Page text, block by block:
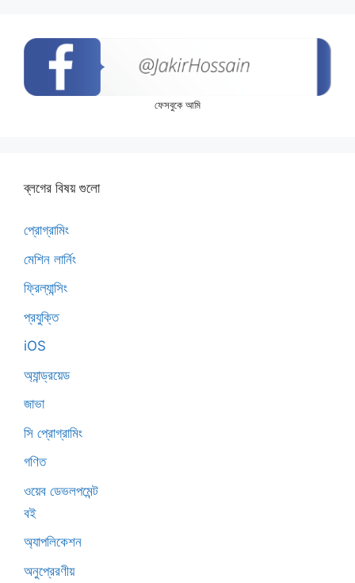
ফেসবুকে আমি
ব্লগের বিষয় গুলো
প্রোগ্রামিং
মেশিন লার্নিং
ফ্রিল্যান্সিং
প্রযুক্তি
iOS
অ্যান্ড্রয়েড
জাভা
সি প্রোগ্রামিং
গণিত
ওয়েব ডেভলপমেন্ট
বই
অ্যাপলিকেশন
অনুপ্রেরণীয়